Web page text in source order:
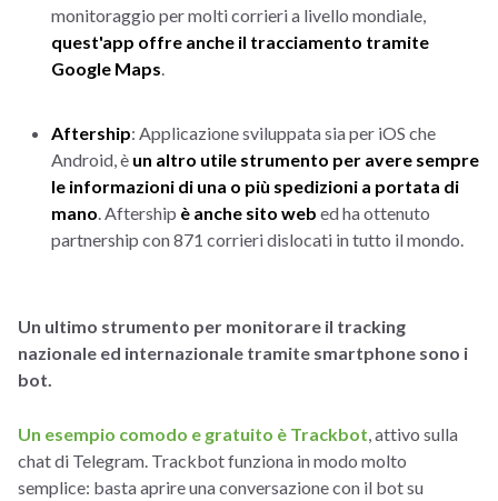
monitoraggio per molti corrieri a livello mondiale,
quest'app offre anche il tracciamento tramite
Google Maps
Aftership: Applicazione sviluppata sia per iOS che
Android, è un altro utile strumento per avere sempre
le informazioni di una o più spedizioni a portata di
mano . Aftership è anche sito web ed ha ottenuto
partnership con 871 corrieri dislocati in tutto il mondo.
Un ultimo strumento per monitorare il tracking
nazionale ed internazionale tramite smartphone sono i
bot.
Un esempio comodo e gratuito è Trackbot , attivo sulla
chat di Telegram. Trackbot funziona in modo molto
semplice: basta aprire una conversazione con il bot su